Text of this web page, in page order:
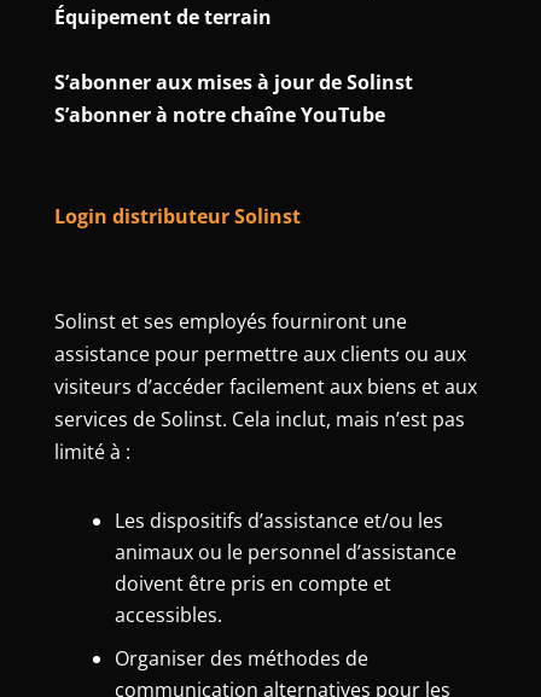
Équipement de terrain
S’abonner aux mises à jour de Solinst
S’abonner à notre chaîne YouTube
Login distributeur Solinst
Solinst et ses employés fourniront une
assistance pour permettre aux clients ou aux
visiteurs d’accéder facilement aux biens et aux
services de Solinst. Cela inclut, mais n’est pas
limité à :
Les dispositifs d’assistance et/ou les
animaux ou le personnel d’assistance
doivent être pris en compte et
accessibles.
Organiser des méthodes de
communication alternatives pour les